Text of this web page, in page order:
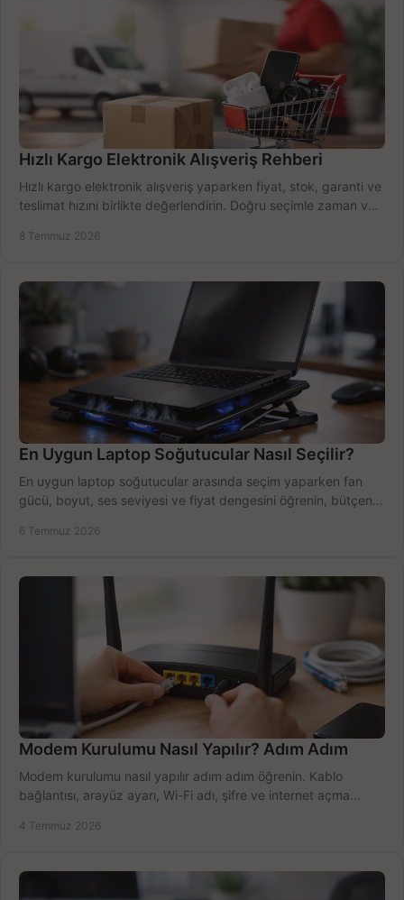
Hızlı Kargo Elektronik Alışveriş Rehberi
Hızlı kargo elektronik alışveriş yaparken fiyat, stok, garanti ve
teslimat hızını birlikte değerlendirin. Doğru seçimle zaman ve
8 Temmuz 2026
En Uygun Laptop Soğutucular Nasıl Seçilir?
En uygun laptop soğutucular arasında seçim yaparken fan
gücü, boyut, ses seviyesi ve fiyat dengesini öğrenin, bütçenizi
6 Temmuz 2026
Modem Kurulumu Nasıl Yapılır? Adım Adım
Modem kurulumu nasıl yapılır adım adım öğrenin. Kablo
bağlantısı, arayüz ayarı, Wi-Fi adı, şifre ve internet açma
4 Temmuz 2026